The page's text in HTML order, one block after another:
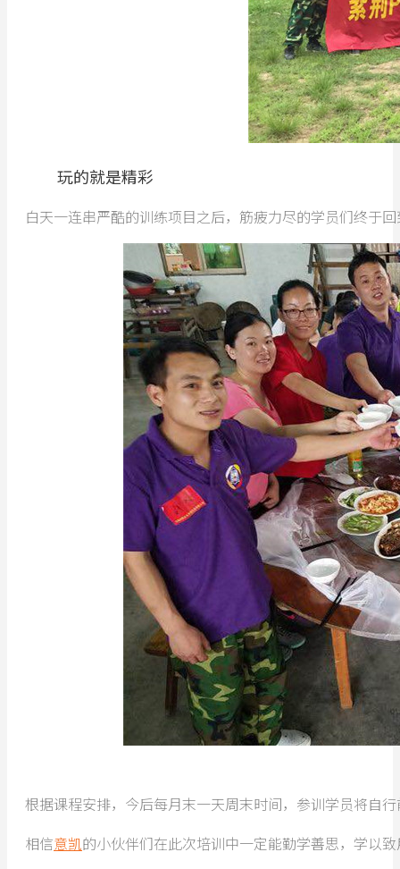
玩的就是精彩
白天一连串严酷的训练项目之后，筋疲力尽的学员们终于
根据课程安排，今后每月末一天周末时间，参训学员将自
相信意凯的小伙伴们在此次培训中一定能勤学善思，学以